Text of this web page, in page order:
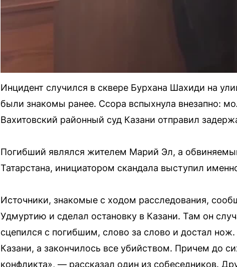
Инцидент случился в сквере Бурхана Шахиди на
были знакомы ранее. Ссора вспыхнула внезапно:
Вахитовский районный суд Казани отправил
Погибший являлся жителем Марий Эл, а
Татарстана, инициатором скандала выступил
Источники, знакомые с ходом расследования,
Удмуртию и сделал остановку в Казани. Там он
сцепился с погибшим, слово за слово и достал
Казани, а закончилось все убийством. Причем до
конфликта», — рассказал один из собеседников.